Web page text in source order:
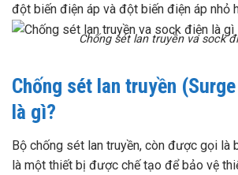
đột biến điện áp và đột biến điện áp nhỏ
Chống sét lan truyền va sock
Chống sét lan truyền
là gì?
Bộ chống sét lan truyền, còn được gọi là
là một thiết bị được chế tạo để bảo vệ